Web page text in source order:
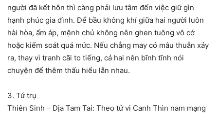
người đã kết hôn thì càng phải lưu tâm đến việc giữ gìn
hạnh phúc gia đình. Để bầu không khí giữa hai người luôn
hài hòa, ấm áp, mệnh chủ không nên ghen tuông vô cớ
hoặc kiểm soát quá mức. Nếu chẳng may có mâu thuẫn xảy
ra, thay vì tranh cãi to tiếng, cả hai nên bĩnh tĩnh nói
chuyện để thêm thấu hiểu lẫn nhau.
3. Tứ trụ
Thiên Sinh – Địa Tam Tai: Theo tử vi Canh Thìn nam mạng